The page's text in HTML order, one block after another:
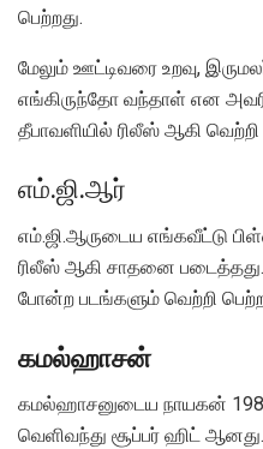
பெற்றது.
மேலும் ஊட்டிவரை உறவு,
எங்கிருந்தோ வந்தாள் என
தீபாவளியில் ரிலீஸ் ஆகி
எம்.ஜி.ஆர்
எம்.ஜி.ஆருடைய எங்கவீட்டு
ரிலீஸ் ஆகி சாதனை
போன்ற படங்களும் வெற்றி
கமல்ஹாசன்
கமல்ஹாசனுடைய நாயகன்
வெளிவந்து சூப்பர் ஹிட் ஆனது.